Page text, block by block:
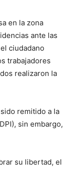
en la zona
ante las
ciudadano
trabajadores
realizaron la
remitido a la
sin embargo,
su libertad, el